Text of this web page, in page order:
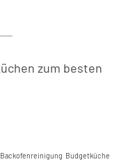
zum besten
Backofenreinigung Budgetküche